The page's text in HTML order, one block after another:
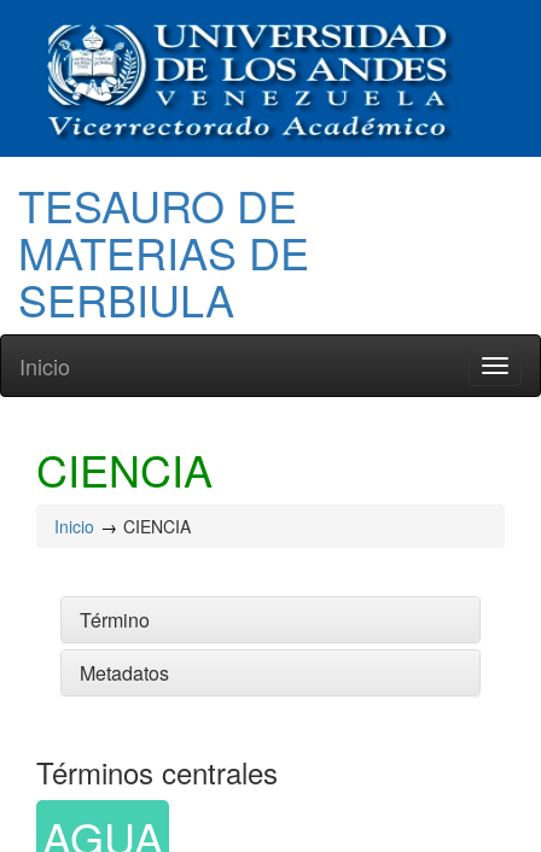
TESAURO DE
MATERIAS DE
SERBIULA
Inicio
CIENCIA
Inicio CIENCIA
Término
Metadatos
Términos centrales
AGUA